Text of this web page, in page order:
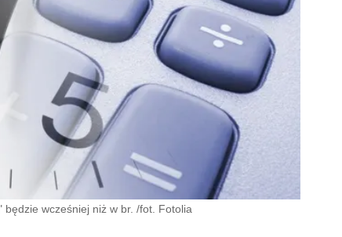
wcześniej niż w br. /fot. Fotolia